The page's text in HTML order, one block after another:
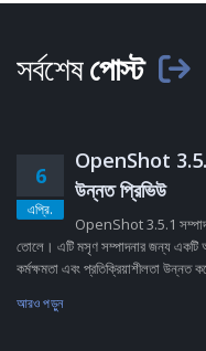
সর্বশেষপোস্ট
6
এপ্রি.
OpenShot 3.5.1:
উন্নত প্রিভিউ
OpenShot 3.5.1
তোলে। এটি মসৃণ সম্পাদনার জন্য
কর্মক্ষমতা এবং প্রতিক্রিয়াশীলতা উন্নত
আরও পড়ুন